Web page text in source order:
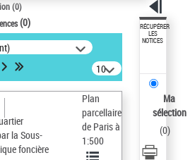
(0)
(0)
10
résultats/page
la Sous-
foncière
Plan
parcellaire
de Paris à
1:500
RÉCUPÉRER
LES
NOTICES
Ma
sélection
(0)